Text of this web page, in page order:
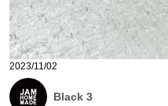
2023/11/02
Black 3